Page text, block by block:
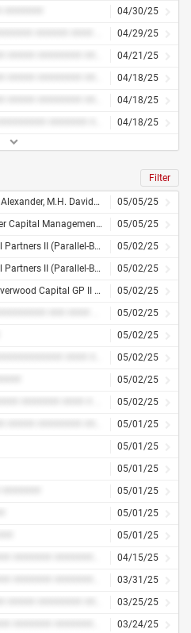
04/30/25
04/29/25
04/21/25
04/18/25
04/18/25
04/18/25
Filter
Yoseloff Anthony Alexander, M.H. Davidson & Co., Davidson Kempner Capital Management LP, Davidson Kempner Opportunistic Credit LP, DKOF VI Trading Subsidiary LP, DK VSCA Lender LLC
05/05/25
Davidson Kempner Capital Management LP
05/05/25
Riverwood Capital Partners II (Parallel-B) L.P.
05/02/25
Riverwood Capital Partners II (Parallel-B) L.P., Riverwood Capital Partners III (Parallel - B) L.P., RCP III (A) Vacasa AIV L.P.
05/02/25
Parks Jeffrey T, Riverwood Capital GP II Ltd., Riverwood Capital II L.P., Riverwood Capital GP III Ltd., Riverwood Capital III L.P., RCP III Vacasa AIV L.P., RCP III Blocker Feeder L.P., RW Vacasa AIV L.P., RW Industrious Blocker L.P., RCP III (A) Blocker Feeder L.P.
05/02/25
05/02/25
05/02/25
05/02/25
05/02/25
05/02/25
05/01/25
05/01/25
05/01/25
05/01/25
05/01/25
05/01/25
04/15/25
03/31/25
03/25/25
03/24/25